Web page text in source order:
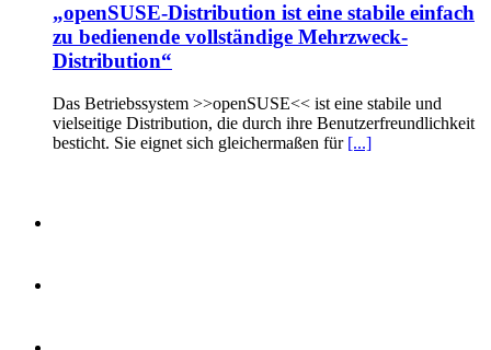
„openSUSE-Distribution ist eine stabile einfach
zu bedienende vollständige Mehrzweck-
Distribution“
Das Betriebssystem >>openSUSE<< ist eine stabile und
vielseitige Distribution, die durch ihre Benutzerfreundlichkeit
besticht. Sie eignet sich gleichermaßen für [...]